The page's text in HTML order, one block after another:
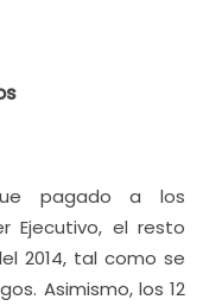
pagado a los
Ejecutivo, el resto
2014, tal como se
Asimismo, los 12